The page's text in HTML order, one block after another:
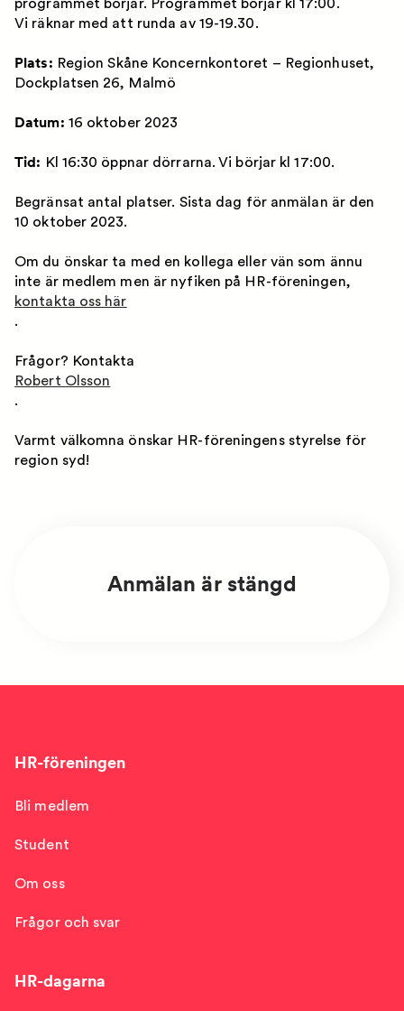
Vi räknar med att runda av 19-19.30.
Plats: Region Skåne Koncernkontoret – Regionhuset,
Dockplatsen 26, Malmö
Datum: 16 oktober 2023
Tid: Kl 16:30 öppnar dörrarna. Vi börjar kl 17:00.
Begränsat antal platser. Sista dag för anmälan är den
10 oktober 2023.
Om du önskar ta med en kollega eller vän som ännu
inte är medlem men är nyfiken på HR-föreningen,
kontakta oss här
.
Frågor? Kontakta
Robert Olsson
.
Varmt välkomna önskar HR-föreningens styrelse för
region syd!
Anmälan är stängd
HR-föreningen
Bli medlem
Student
Om oss
Frågor och svar
HR-dagarna